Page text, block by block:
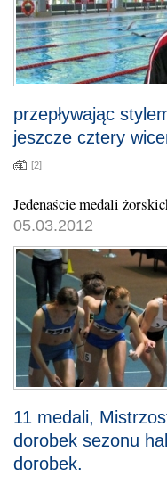
przepływając
jeszcze cztery
[2]
Jedenaście medali
05.03.2012
11 medali,
dorobek sezonu
dorobek.